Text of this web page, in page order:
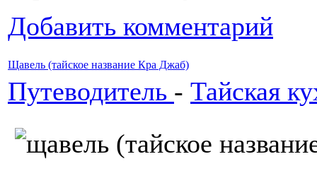
Добавить комментарий
Щавель (тайское название Кра Джаб)
Путеводитель - Тайская